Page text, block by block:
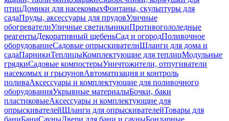
птицДомики для насекомыхФонтаны, скульптуры для
садаПруды, аксессуары для прудовУличные
обогревателиУличные светильникиПротивогололедные
реагентыДекоративный щебеньСад и огородПоливочное
оборудованиеСадовые опрыскивателиШланги для дома и
садаПарникиТеплицыКомплектующие для теплицМодульные
грядкиСадовые компостерыУничтожители, отпугиватели
насекомых и грызуновАвтоматизация и контроль
поливаАксессуары и комплектующие для поливочного
оборудованияУкрывные материалыБочки, баки
пластиковыеАксессуары и комплектующие для
опрыскивателейШланги для опрыскивателейТовары для
баниБаниСауныДвери для бани и сауныБондарные